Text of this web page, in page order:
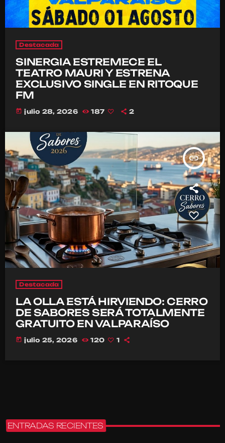
Destacada
SINERGIA ESTREMECE EL
TEATRO MAURI Y ESTRENA
EXCLUSIVO SINGLE EN RITOQUE
FM
today julio 28, 2026 187 2
insert_link
Destacada
LA OLLA ESTÁ HIRVIENDO: CERRO
DE SABORES SERÁ TOTALMENTE
GRATUITO EN VALPARAÍSO
today julio 25, 2026 120 1
ENTRADAS RECIENTES